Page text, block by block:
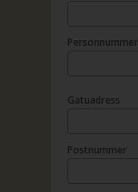
Personnummer
Gatuadress
Postnummer